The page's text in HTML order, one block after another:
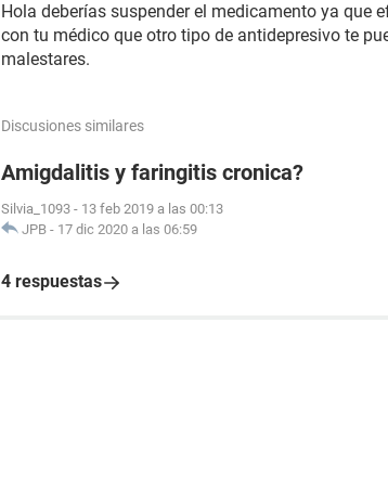
Hola deberías suspender el medicamento ya que
con tu médico que otro tipo de antidepresivo te
malestares.
Discusiones similares
Amigdalitis y faringitis cronica?
Silvia_1093 - 13 feb 2019 a las 00:13
JPB - 17 dic 2020 a las 06:59
4 respuestas